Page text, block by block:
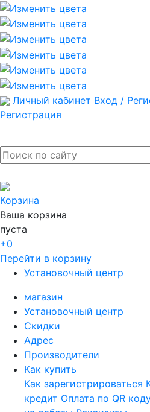
Личный кабинет Вход /
Регистрация
Корзина
Ваша корзина
пуста
+0
Перейти в корзину
Установочный центр
магазин
Установочный центр
Скидки
Адрес
Производители
Как купить
Как зарегистрироваться
кредит Оплата по QR